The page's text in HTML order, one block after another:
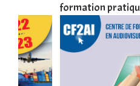
formation pratique.